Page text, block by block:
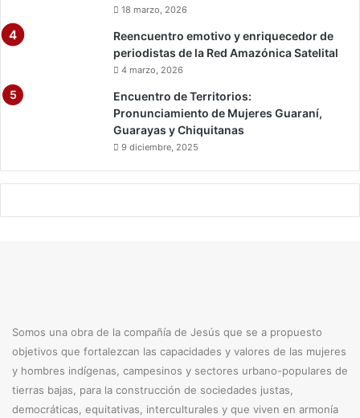
18 marzo, 2026
Reencuentro emotivo y enriquecedor de
periodistas de la Red Amazónica Satelital
4 marzo, 2026
Encuentro de Territorios:
Pronunciamiento de Mujeres Guaraní,
Guarayas y Chiquitanas
9 diciembre, 2025
Somos una obra de la compañía de Jesús que se a propuesto
objetivos que fortalezcan las capacidades y valores de las mujeres
y hombres indígenas, campesinos y sectores urbano-populares de
tierras bajas, para la construcción de sociedades justas,
democráticas, equitativas, interculturales y que viven en armonía